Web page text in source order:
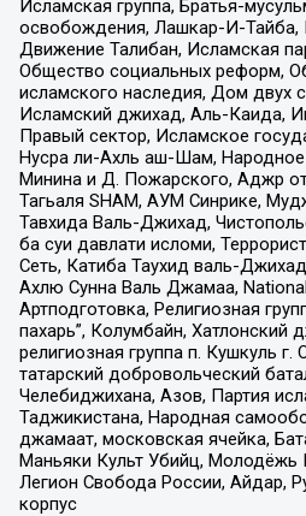
Исламская группа, Братья-
освобождения, Лашкар-И-Тайба,
Движение Талибан, Исламская
Общество социальных реформ,
исламского наследия, Дом
Исламский джихад, Аль-Каида,
Правый сектор, Исламское
Нусра ли-Ахль аш-Шам,
Минина и Д. Пожарского, Аджр от
Тагьаля SHAM, АУМ Синрике,
Тавхида Валь-Джихад,
ба суи давлати исломи,
Сеть, Катиба Таухид валь-
Ахлю Сунна Валь Джамаа,
Артподготовка, Религиозная
пахарь”, Колумбайн, Хатлонский
религиозная группа п. Кушкуль
татарский добровольческий
Челебиджихана, Азов, Партия
Таджикистана, Народная
джамаат, московская ячейка,
Маньяки Культ Убийц, Молодёжь
Легион Свобода России, Айдар,
корпус